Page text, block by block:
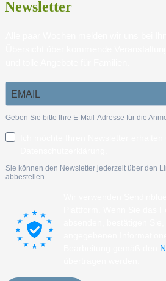
Newsletter
Geben Sie bitte Ihre E-Mail-Adresse für die
Sie können den Newsletter jederzeit über den
abbestellen.